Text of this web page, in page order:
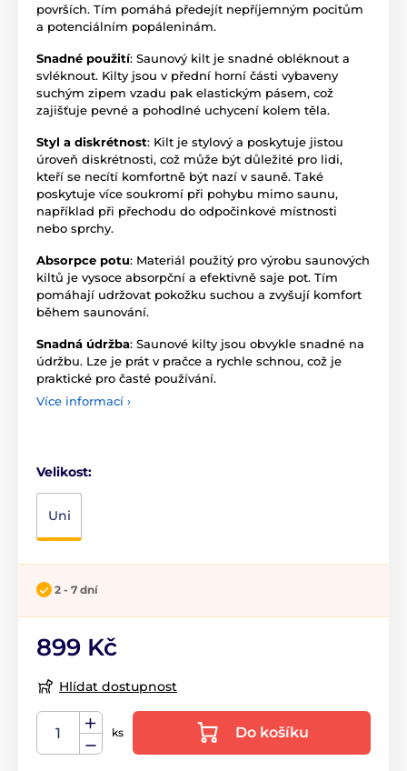
površích. Tím pomáhá předejít nepříjemným pocitům
a potenciálním popáleninám.
Snadné použití: Saunový kilt je snadné obléknout a
svléknout. Kilty jsou v přední horní části vybaveny
suchým zipem vzadu pak elastickým pásem, což
zajišťuje pevné a pohodlné uchycení kolem těla.
Styl a diskrétnost: Kilt je stylový a poskytuje jistou
úroveň diskrétnosti, což může být důležité pro lidi,
kteří se necítí komfortně být nazí v sauně. Také
poskytuje více soukromí při pohybu mimo saunu,
například při přechodu do odpočinkové místnosti
nebo sprchy.
Absorpce potu: Materiál použitý pro výrobu saunových
kiltů je vysoce absorpční a efektivně saje pot. Tím
pomáhají udržovat pokožku suchou a zvyšují komfort
během saunování.
Snadná údržba: Saunové kilty jsou obvykle snadné na
údržbu. Lze je prát v pračce a rychle schnou, což je
praktické pro časté používání.
Více informací ›
Velikost:
Uni
2 - 7 dní
899 Kč
Hlídat dostupnost
ks Do košíku